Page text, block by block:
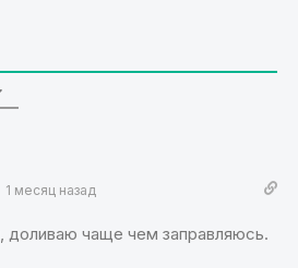
1 месяц назад
чаще чем заправляюсь.